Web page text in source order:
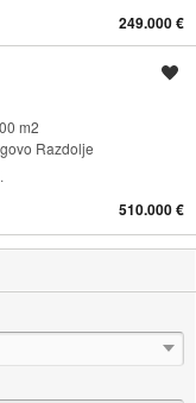
249.000 €
m2
Razdolje
510.000 €